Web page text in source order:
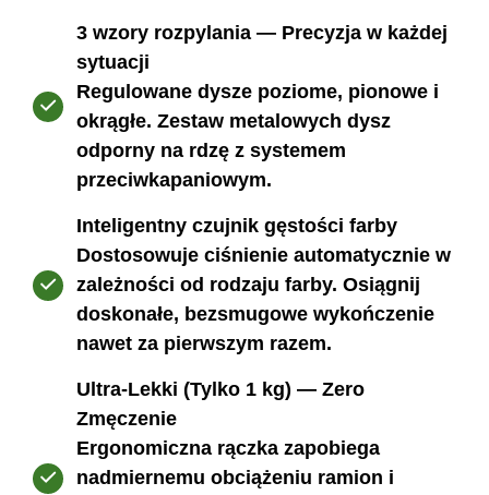
3 wzory rozpylania — Precyzja w każdej
sytuacji
Regulowane dysze poziome, pionowe i
okrągłe. Zestaw metalowych dysz
odporny na rdzę z systemem
przeciwkapaniowym.
Inteligentny czujnik gęstości farby
Dostosowuje ciśnienie automatycznie w
zależności od rodzaju farby. Osiągnij
doskonałe, bezsmugowe wykończenie
nawet za pierwszym razem.
Ultra-Lekki (Tylko 1 kg) — Zero
Zmęczenie
Ergonomiczna rączka zapobiega
nadmiernemu obciążeniu ramion i